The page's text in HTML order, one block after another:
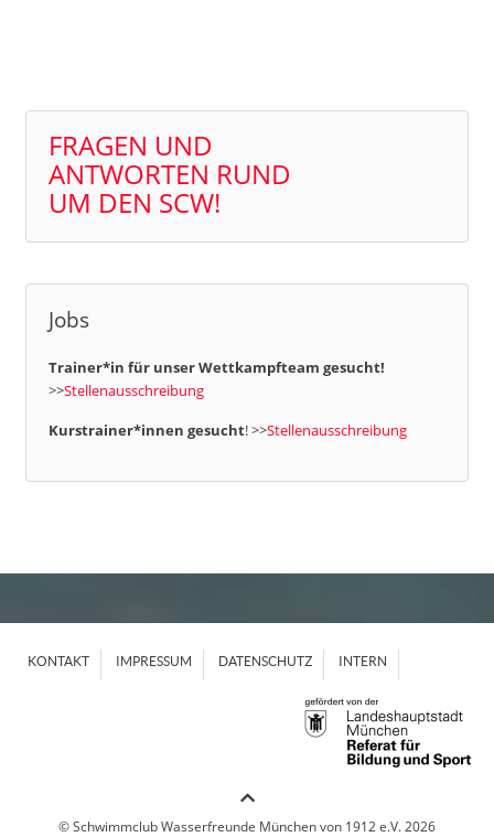
FRAGEN UND
ANTWORTEN RUND
UM DEN SCW!
Jobs
Trainer*in für unser Wettkampfteam gesucht!
>>Stellenausschreibung
Kurstrainer*innen gesucht! >>Stellenausschreibung
KONTAKT IMPRESSUM DATENSCHUTZ INTERN
© Schwimmclub Wasserfreunde München von 1912 e.V. 2026